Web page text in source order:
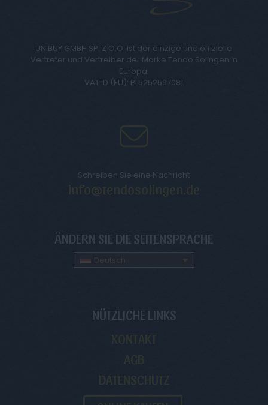
UNIBUY GMBH SP. Z O.O. ist der einzige und offizielle
Vertreter und Vertreiber der Marke Tendo Solingen in
Europa.
VAT ID (EU): PL5252597081
Schreiben Sie eine Nachricht
ÄNDERN SIE DIE SEITENSPRACHE
NÜTZLICHE LINKS